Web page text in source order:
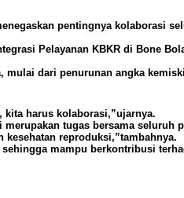
pentingnya kolaborasi
Pelayanan KBKR di Bone
dari penurunan angka
kita harus kolaborasi,”ujarnya.
tugas bersama seluruh
reproduksi,”tambahnya.
mampu berkontribusi